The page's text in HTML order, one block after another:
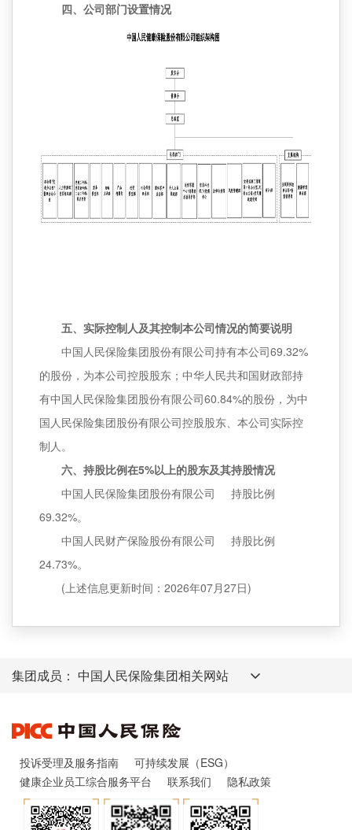
四、公司部门设置情况
五、实际控制人及其控制本公司情况的简要说明
中国人民保险集团股份有限公司持有本公司69.32%
的股份，为本公司控股股东；中华人民共和国财政部持
有中国人民保险集团股份有限公司60.84%的股份，为中
国人民保险集团股份有限公司控股股东、本公司实际控
制人。
六、持股比例在5%以上的股东及其持股情况
中国人民保险集团股份有限公司 持股比例
69.32%。
中国人民财产保险股份有限公司 持股比例
24.73%。
(上述信息更新时间：2026年07月27日)
集团成员：
投诉受理及服务指南
可持续发展（ESG）
健康企业员工综合服务平台
联系我们 隐私政策